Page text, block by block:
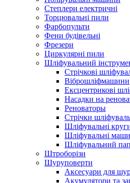
Степлери електричні
Торцювальні пили
Фарбопульти
Фени будівельні
Фрезери
Циркулярні пили
Шліфувальний
Cтрічкові
Віброшліфмашини
Ексцентрикові
Насадки на
Реноваторы
Стрічки
Шліфувальні
Шліфувальні
Шліфувальний
Штроборізи
Шуруповерти
Аксесуари для
Акумулятори та